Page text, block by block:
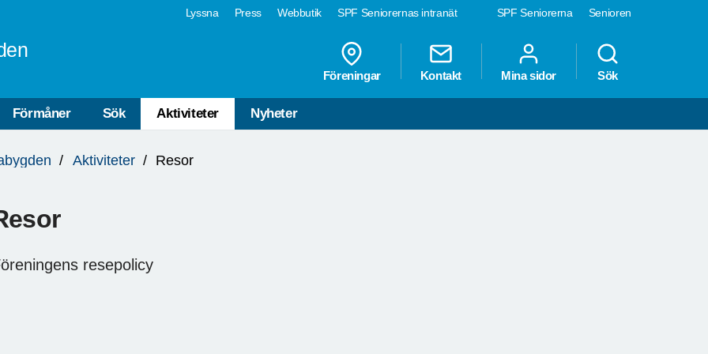
SPF Seniorerna Senioren
Lyssna Press Webbutik SPF Seniorernas intranät
Föreningar Kontakt Mina sidor Sök
Förmåner Sök Aktiviteter Nyheter
Aktiviteter Resor
resepolicy